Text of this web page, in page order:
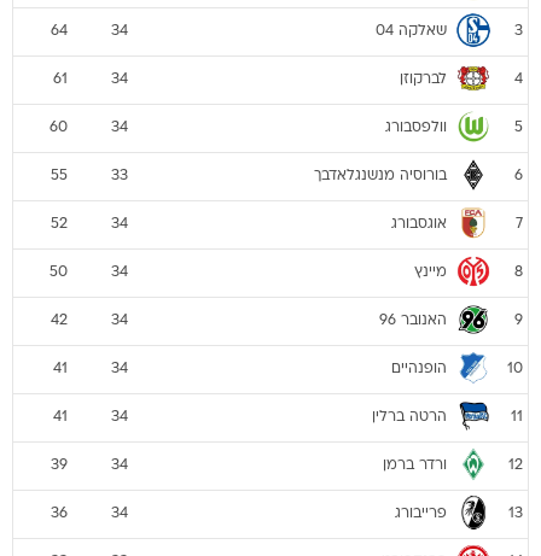
3 שאלקה 04 34
64
4 לברקוזן 34
61
5 וולפסבורג 34
60
6 בורוסיה מנשנגלאדבך 33
55
7 אוגסבורג 34
52
8 מיינץ 34
50
9 האנובר 96 34
42
10 הופנהיים 34
41
11 הרטה ברלין 34
41
12 ורדר ברמן 34
39
13 פרייבורג 34
36